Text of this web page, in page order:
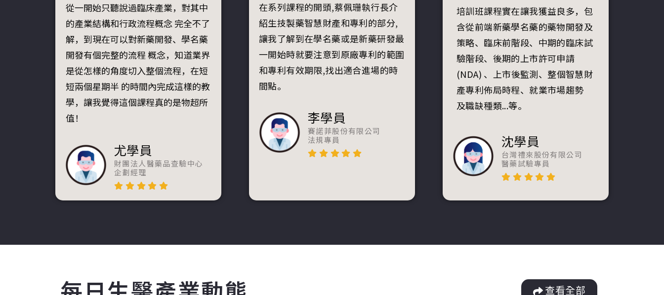
從一開始只聽說過臨床產業，對其中
的產業結構和行政流程概念 完全不了
解，到現在可以對新藥開發、學名藥
開發有個完整的流程 概念，知道業界
是從怎樣的角度切入整個流程，在短
短兩個星期半 的時間內完成這樣的教
學，讓我覺得這個課程真的是物超所
值！
尤學員
財團法人醫藥品查驗中心
企劃經理
在系列課程的開頭,蔡佩珊執行長介
紹生技製藥智慧財產和專利的部分,
讓我了解到在學名藥或是新藥研發最
一開始時就要注意到原廠專利的範圍
和專利有效期限,找出適合進場的時
間點。
李學員
賽諾菲股份有限公司
法規專員
培訓班課程實在讓我獲益良多，包
含從前端新藥學名藥的藥物開發及
策略、臨床前階段、中期的臨床試
驗階段、後期的上市許可申請
(NDA) 、上市後監測、整個智慧財
產專利佈局時程、就業市場趨勢
及職缺種類...等。
沈學員
台灣禮來股份有限公司
醫藥試驗專員
查看全部